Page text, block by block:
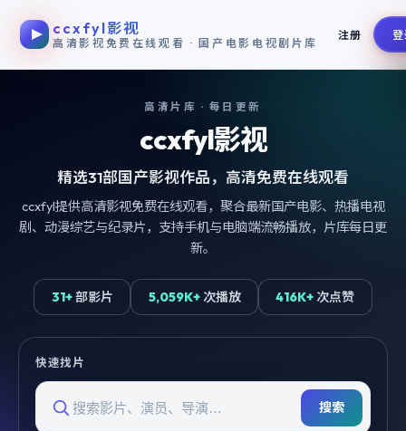
跳过导航，进入正文
ccxfyl影视
高清影视免费在线观看 · 国产电影电视剧片库
注册
高清片库 · 每日更新
ccxfyl影视
精选31部国产影视作品，高清免费在线观看
ccxfyl提供高清影视免费在线观看，聚合最新国产电影、热播电视
剧、动漫综艺与纪录片，支持手机与电脑端流畅播放，片库每日更
新。
31+部影片 5,059K+次播放 416K+ 次点赞
快速找片
搜索